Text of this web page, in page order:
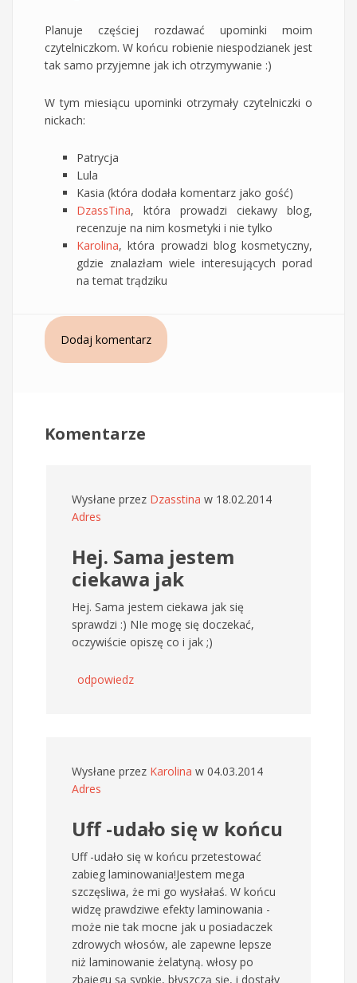
Planuje częściej rozdawać upominki moim
czytelniczkom. W końcu robienie niespodzianek jest
tak samo przyjemne jak ich otrzymywanie :)
W tym miesiącu upominki otrzymały czytelniczki o
nickach:
Patrycja
Lula
Kasia (która dodała komentarz jako gość)
DzassTina, która prowadzi ciekawy blog,
recenzuje na nim kosmetyki i nie tylko
Karolina, która prowadzi blog kosmetyczny,
gdzie znalazłam wiele interesujących porad
na temat trądziku
Dodaj komentarz
Komentarze
Wysłane przez Dzasstina w 18.02.2014
Adres
Hej. Sama jestem
ciekawa jak
Hej. Sama jestem ciekawa jak się
sprawdzi :) NIe mogę się doczekać,
oczywiście opiszę co i jak ;)
odpowiedz
Wysłane przez Karolina w 04.03.2014
Adres
Uff -udało się w końcu
Uff -udało się w końcu przetestować
zabieg laminowania!Jestem mega
szczęsliwa, że mi go wysłałaś. W końcu
widzę prawdziwe efekty laminowania -
może nie tak mocne jak u posiadaczek
zdrowych włosów, ale zapewne lepsze
niż laminowanie żelatyną. włosy po
zbaiegu są sypkie, błyszczą się, i dostały